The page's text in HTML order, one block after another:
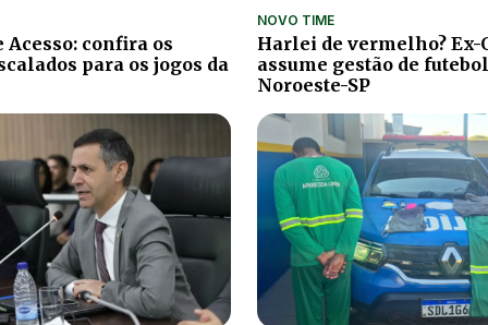
Acesso: confira os
para os jogos da
NOVO TIME
Harlei de vermelho? Ex-
assume gestão de
Noroeste-SP